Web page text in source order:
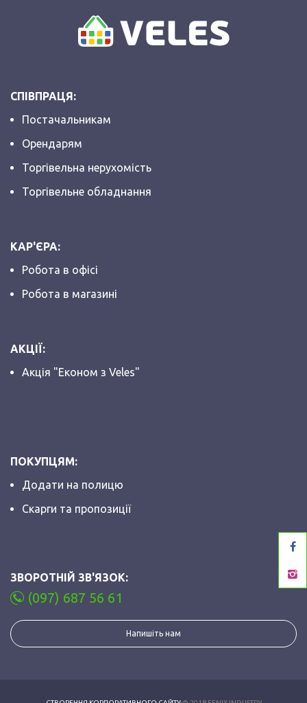
СПІВПРАЦЯ:
Постачальникам
Орендарям
Торгівельна нерухомість
Торгівельне обладнання
КАР'ЄРА:
Робота в офісі
Робота в магазині
АКЦІЇ:
Акція "Економ з Veles"
ПОКУПЦЯМ:
Додати на полицю
Скарги та пропозиції
ЗВОРОТНІЙ ЗВ'ЯЗОК:
(097) 687 56 61
Напишіть нам